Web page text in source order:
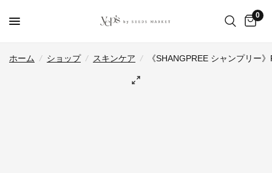
0
ホーム / ショップ / スキンケア / 《SHANGPREE シャンプリー